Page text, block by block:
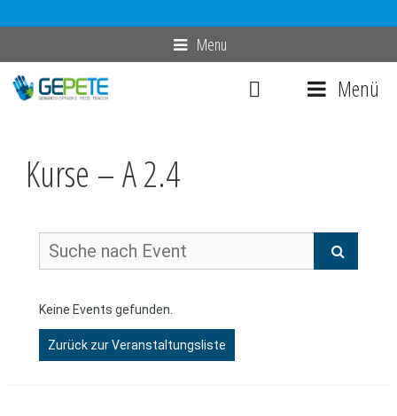
Inhalt
springen
Menu
Menü
Kurse – A 2.4
Keine Events gefunden.
Zurück zur Veranstaltungsliste